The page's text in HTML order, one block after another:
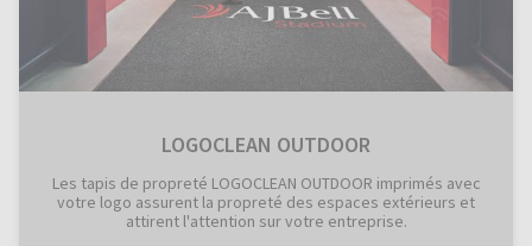
LOGOCLEAN OUTDOOR
Les tapis de propreté LOGOCLEAN OUTDOOR imprimés avec
votre logo assurent la propreté des espaces extérieurs et
attirent l'attention sur votre entreprise.